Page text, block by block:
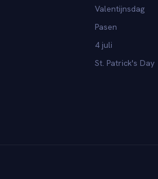
Valentijnsdag
Pasen
4 juli
St. Patrick's Day